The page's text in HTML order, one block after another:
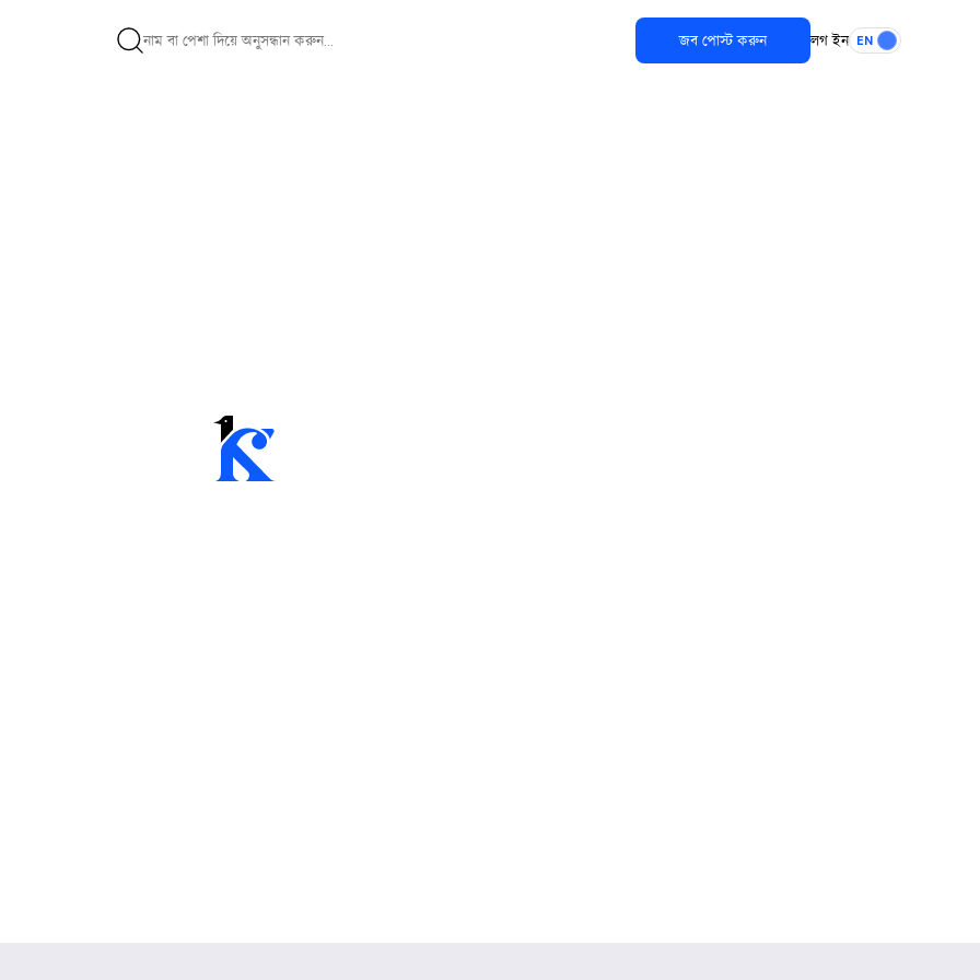
জব পোস্ট করুন লগ ইন EN